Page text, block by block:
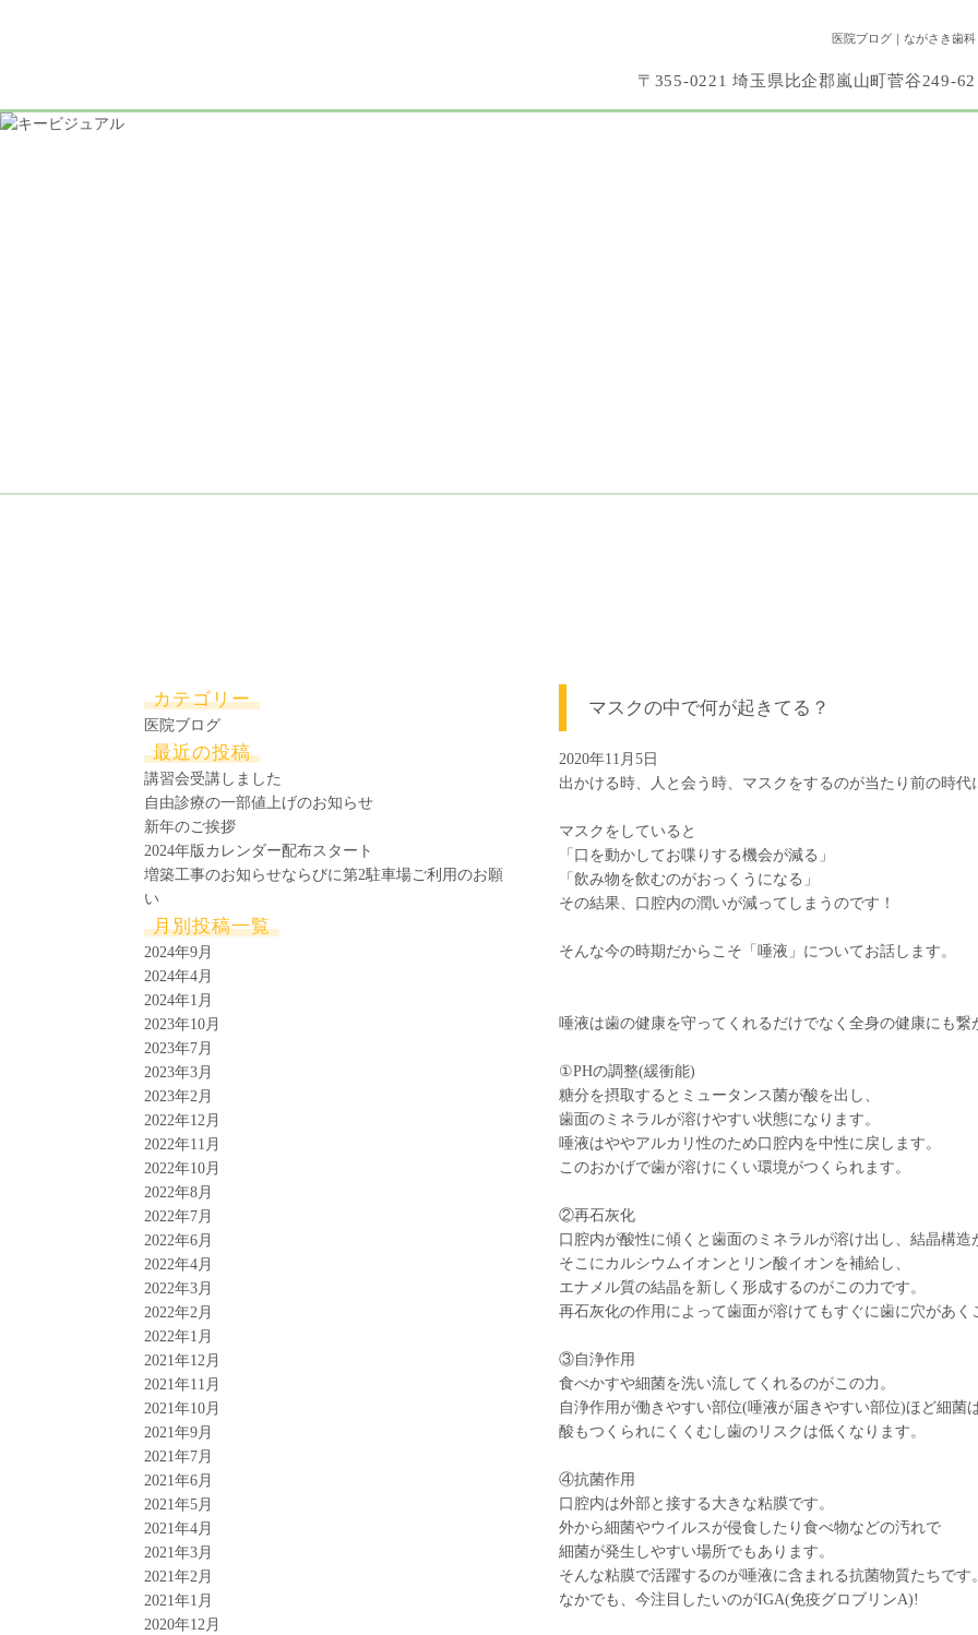
医院ブログ｜ながさき歯科
〒355-0221 埼玉県比企郡嵐山町菅谷249-62
カテゴリー
医院ブログ
最近の投稿
講習会受講しました
自由診療の一部値上げのお知らせ
新年のご挨拶
2024年版カレンダー配布スタート
増築工事のお知らせならびに第2駐車場ご利用のお願
い
月別投稿一覧
2024年9月
2024年4月
2024年1月
2023年10月
2023年7月
2023年3月
2023年2月
2022年12月
2022年11月
2022年10月
2022年8月
2022年7月
2022年6月
2022年4月
2022年3月
2022年2月
2022年1月
2021年12月
2021年11月
2021年10月
2021年9月
2021年7月
2021年6月
2021年5月
2021年4月
2021年3月
2021年2月
2021年1月
2020年12月
マスクの中で何が起きてる？
2020年11月5日
出かける時、人と会う時、マスクをするのが当たり前の時代
マスクをしていると
「口を動かしてお喋りする機会が減る」
「飲み物を飲むのがおっくうになる」
その結果、口腔内の潤いが減ってしまうのです！
そんな今の時期だからこそ「唾液」についてお話します。
唾液は歯の健康を守ってくれるだけでなく全身の健康にも繋
①PHの調整(緩衝能)
糖分を摂取するとミュータンス菌が酸を出し、
歯面のミネラルが溶けやすい状態になります。
唾液はややアルカリ性のため口腔内を中性に戻します。
このおかげで歯が溶けにくい環境がつくられます。
②再石灰化
口腔内が酸性に傾くと歯面のミネラルが溶け出し、結晶構造
そこにカルシウムイオンとリン酸イオンを補給し、
エナメル質の結晶を新しく形成するのがこの力です。
再石灰化の作用によって歯面が溶けてもすぐに歯に穴があく
③自浄作用
食べかすや細菌を洗い流してくれるのがこの力。
自浄作用が働きやすい部位(唾液が届きやすい部位)ほど細菌
酸もつくられにくくむし歯のリスクは低くなります。
④抗菌作用
口腔内は外部と接する大きな粘膜です。
外から細菌やウイルスが侵食したり食べ物などの汚れで
細菌が発生しやすい場所でもあります。
そんな粘膜で活躍するのが唾液に含まれる抗菌物質たちです。
なかでも、今注目したいのがIGA(免疫グロブリンA)!